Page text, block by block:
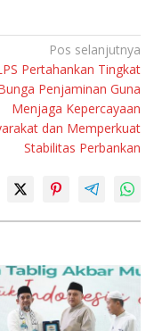
Pos selanjutnya
Pertahankan Tingkat
Penjaminan Guna
Menjaga Kepercayaan
dan Memperkuat
Stabilitas Perbankan